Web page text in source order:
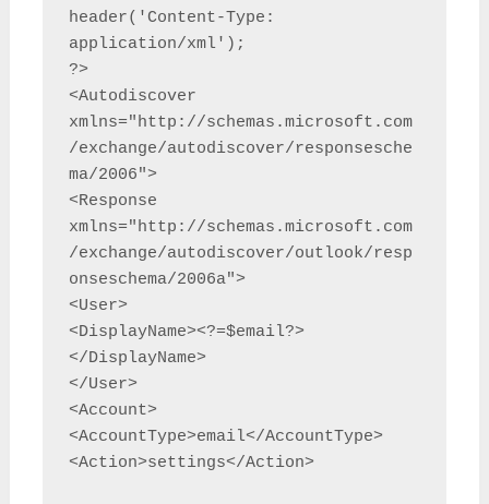
header('Content-Type:
application/xml');
?>
<Autodiscover
xmlns="http://schemas.microsoft.com
/exchange/autodiscover/responsesche
ma/2006">
<Response
xmlns="http://schemas.microsoft.com
/exchange/autodiscover/outlook/resp
onseschema/2006a">
<User>
<DisplayName><?=$email?>
</DisplayName>
</User>
<Account>
<AccountType>email</AccountType>
<Action>settings</Action>